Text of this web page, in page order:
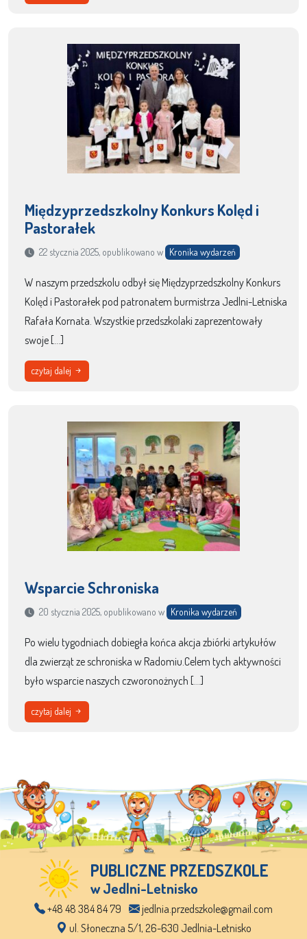
Międzyprzedszkolny Konkurs Kolęd i
Pastorałek
22 stycznia 2025, opublikowano w Kronika wydarzeń
W naszym przedszkolu odbył się Międzyprzedszkolny Konkurs
Kolęd i Pastorałek pod patronatem burmistrza Jedlni-Letniska
Rafała Kornata. Wszystkie przedszkolaki zaprezentowały
swoje […]
czytaj dalej
Wsparcie Schroniska
20 stycznia 2025, opublikowano w Kronika wydarzeń
Po wielu tygodniach dobiegła końca akcja zbiórki artykułów
dla zwierząt ze schroniska w Radomiu.Celem tych aktywności
było wsparcie naszych czworonożnych […]
czytaj dalej
PUBLICZNE PRZEDSZKOLE
w Jedlni-Letnisko
+48 48 384 84 79
jedlnia.przedszkole@gmail.com
ul. Słoneczna 5/1, 26-630 Jedlnia-Letnisko